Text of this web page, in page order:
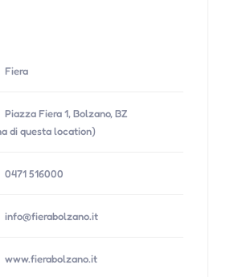
Fiera
Piazza Fiera 1, Bolzano, BZ
di questa location)
0471 516000
info@fierabolzano.it
www.fierabolzano.it